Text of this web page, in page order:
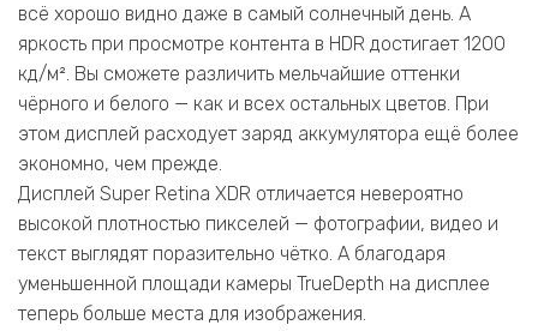
всё хорошо видно даже в самый солнечный день. А
яркость при просмотре контента в HDR достигает 1200
кд/м². Вы сможете различить мельчайшие оттенки
чёрного и белого — как и всех остальных цветов. При
этом дисплей расходует заряд аккумулятора ещё более
экономно, чем прежде.
Дисплей Super Retina XDR отличается невероятно
высокой плотностью пикселей — фотографии, видео и
текст выглядят поразительно чётко. А благодаря
уменьшенной площади камеры TrueDepth на дисплее
теперь больше места для изображения.